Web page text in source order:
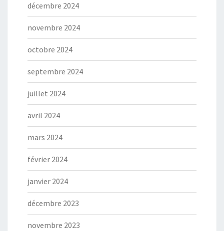
décembre 2024
novembre 2024
octobre 2024
septembre 2024
juillet 2024
avril 2024
mars 2024
février 2024
janvier 2024
décembre 2023
novembre 2023